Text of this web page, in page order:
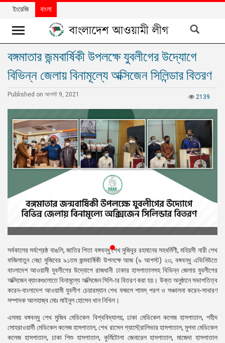
খবর
দলের
বিশেষ
নিবন্ধ
বিশেষ
প্রতিবেদন
মতামত
উন্নয়নের
বাংলাদেশ
নিউজলেটার
প্রেস
রিলিজ
প্রকাশনা
গ্যালারি
জামায়াত
সহিংসতা
ইংরেজি বাংলা
বঙ্গমাতার জন্মবার্ষিকী উপলক্ষে যুবলীগের উদ্যোগে
বিভিন্ন জেলায় বিনামূল্যে অক্সিজেন সিলিন্ডার বিতরণ
2139
Published on আগস্ট 9, 2021
সর্বকালের সর্বশ্রেষ্ঠ বাঙলি, জাতির পিতা বঙ্গবন্ধু শেখ মুজিবুর রহমানের সহধর্মিণী, মহিয়সী নারী শেখ
ফজিলাতুন নেছা মুজিবের ৯১তম জন্মবার্ষিকী উপলক্ষে আজ (৯ আগস্ট) ২৩, বঙ্গবন্ধু এভিনিউতে
বাংলাদেশ আওয়ামী যুবলীগের উদ্যোগে রাজধানী ঢাকার হাসপাতালসহ বিভিন্ন জেলায় যুবলীগের
অক্সিজেন ব্যাংকগুলোতে বিনামূল্যে অক্সিজেন সিলি-ার বিতরণ করা হয়। উক্ত অনুষ্ঠানে সভাপতিত্ব
করেন-বাংলাদেশ আওয়ামী যুবলীগ চেয়ারম্যান শেখ ফজলে শামস্ পরশ ও সঞ্চালনা করেন-সাধারণ
সম্পাদক আলহাজ্ব মোঃ মাইনুল হোসেন খান নিখিল।
এসময় বঙ্গবন্ধু শেখ মুজিব মেডিকেল বিশ্ববিদ্যালয়, ঢাকা মেডিকেল কলেজ হাসপাতাল, শহীদ
সোহরাওয়ার্দী মেডিকেল কলেজ হাসপাতাল, শেখ রাসেল গ্যাস্ট্রোলিভার হাসপাতাল, মুগদা মেডিকেল
কলেজ হাসপাতাল, ঢাকা শিশু হাসপাতাল, কুর্মিটোলা জেনারেল হাসপাতাল, মাজেদা হাসপাতাল